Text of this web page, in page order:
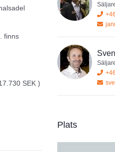
finns
SEK )
Plats